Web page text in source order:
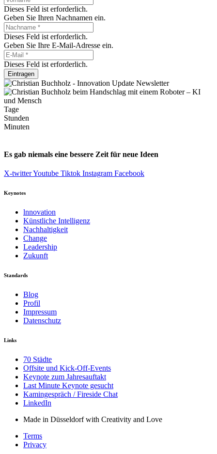
Dieses Feld ist erforderlich.
Geben Sie Ihren Nachnamen ein.
Dieses Feld ist erforderlich.
Geben Sie Ihre E-Mail-Adresse ein.
Dieses Feld ist erforderlich.
Eintragen
Tage
Stunden
Minuten
Es gab niemals eine bessere Zeit für neue Ideen
X-twitterYoutube Tiktok Instagram Facebook
Keynotes
lnnovation
Künstliche Intelligenz
Nachhaltigkeit
Change
Leadership
Zukunft
Standards
Blog
Profil
Impressum
Datenschutz
Links
70 Städte
Offsite und Kick-Off-Events
Keynote zum Jahresauftakt
Last Minute Keynote gesucht
Kamingespräch / Fireside Chat
LinkedIn
Made in Düsseldorf with Creativity and Love
Terms
Privacy